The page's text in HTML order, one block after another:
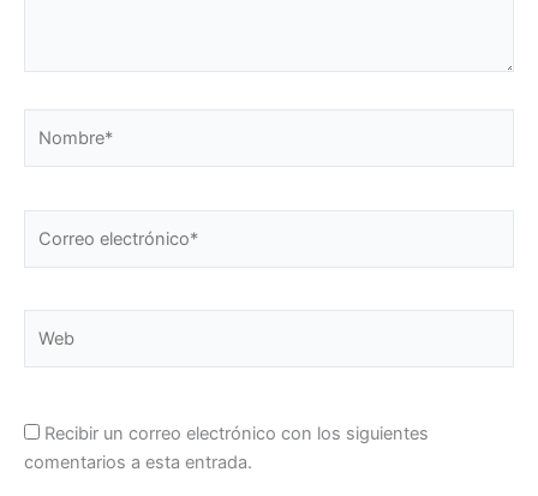
electrónico*
Recibir un correo electrónico con los siguientes
comentarios a esta entrada.